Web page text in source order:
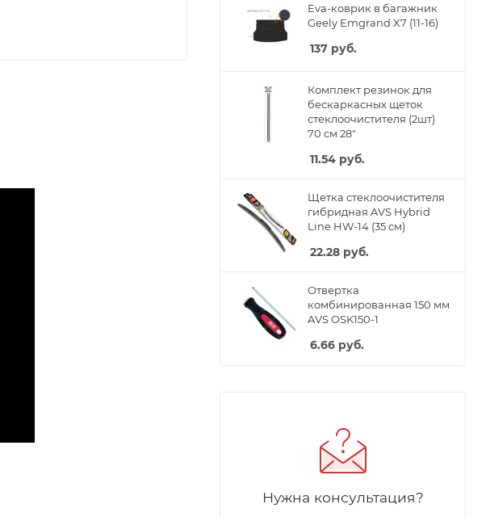
Eva-коврик в багажник
Geely Emgrand X7 (11-16)
137 руб.
Комплект резинок для
бескаркасных щеток
стеклоочистителя (2шт)
70 см 28"
11.54 руб.
Щетка стеклоочистителя
гибридная AVS Hybrid
Line HW-14 (35 см)
22.28 руб.
Отвертка
комбинированная 150 мм
AVS OSK150-1
6.66 руб.
Нужна консультация?